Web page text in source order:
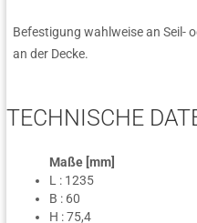
Befestigung wahlweise an Seil-
an der Decke.
TECHNISCHE
Maße [mm]
L : 1235
B : 60
H : 75,4